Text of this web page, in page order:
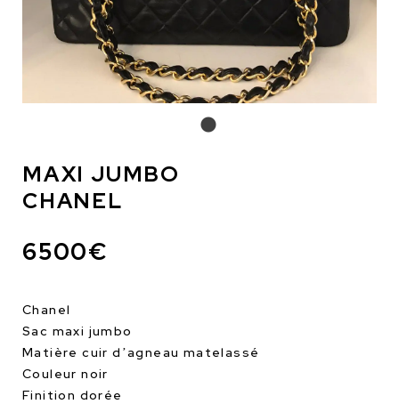
MAXI JUMBO
CHANEL
6500€
Chanel
Sac maxi jumbo
Matière cuir d’agneau matelassé
Couleur noir
Finition dorée